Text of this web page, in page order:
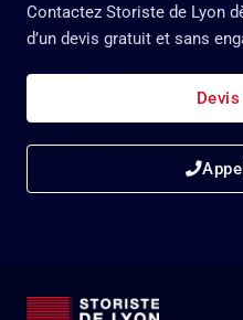
Contactez Storiste de Lyon
d’un devis gratuit et sans